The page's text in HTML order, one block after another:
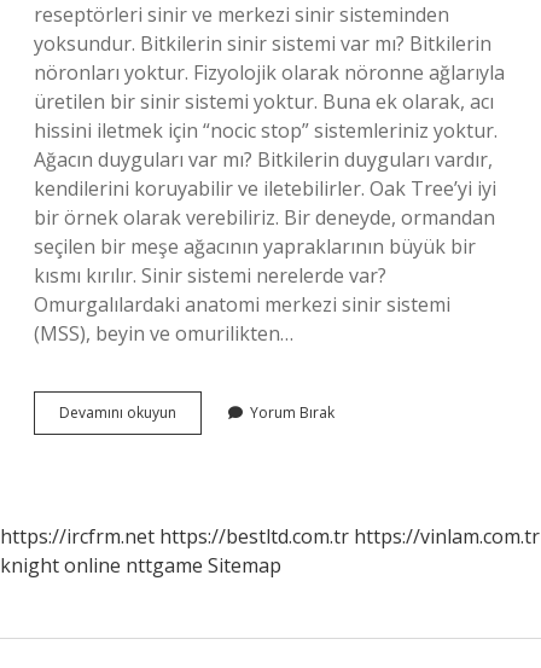
reseptörleri sinir ve merkezi sinir sisteminden
yoksundur. Bitkilerin sinir sistemi var mı? Bitkilerin
nöronları yoktur. Fizyolojik olarak nöronne ağlarıyla
üretilen bir sinir sistemi yoktur. Buna ek olarak, acı
hissini iletmek için “nocic stop” sistemleriniz yoktur.
Ağacın duyguları var mı? Bitkilerin duyguları vardır,
kendilerini koruyabilir ve iletebilirler. Oak Tree’yi iyi
bir örnek olarak verebiliriz. Bir deneyde, ormandan
seçilen bir meşe ağacının yapraklarının büyük bir
kısmı kırılır. Sinir sistemi nerelerde var?
Omurgalılardaki anatomi merkezi sinir sistemi
(MSS), beyin ve omurilikten…
Devamını okuyun Ağaçların
Sinir
Yorum Bırak
https://ircfrm.net https://bestltd.com.tr https://vinlam.com.tr
knight online nttgame Sitemap